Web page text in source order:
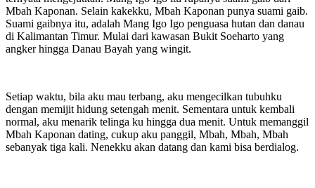
Mbah Kaponan. Selain kakekku, Mbah Kaponan punya suami gaib.
Suami gaibnya itu, adalah Mang Igo Igo penguasa hutan dan danau
di Kalimantan Timur. Mulai dari kawasan Bukit Soeharto yang
angker hingga Danau Bayah yang wingit.
Setiap waktu, bila aku mau terbang, aku mengecilkan tubuhku
dengan memijit hidung setengah menit. Sementara untuk kembali
normal, aku menarik telinga ku hingga dua menit. Untuk memanggil
Mbah Kaponan dating, cukup aku panggil, Mbah, Mbah, Mbah
sebanyak tiga kali. Nenekku akan datang dan kami bisa berdialog.